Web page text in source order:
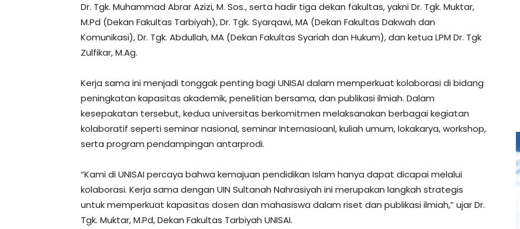
Dr. Tgk. Muhammad Abrar Azizi, M. Sos., serta hadir tiga dekan fakultas, yakni Dr. Tgk. Muktar,
M.Pd (Dekan Fakultas Tarbiyah), Dr. Tgk. Syarqawi, MA (Dekan Fakultas Dakwah dan
Komunikasi), Dr. Tgk. Abdullah, MA (Dekan Fakultas Syariah dan Hukum), dan ketua LPM Dr. Tgk
Zulfikar, M.Ag.
Kerja sama ini menjadi tonggak penting bagi UNISAI dalam memperkuat kolaborasi di bidang
peningkatan kapasitas akademik, penelitian bersama, dan publikasi ilmiah. Dalam
kesepakatan tersebut, kedua universitas berkomitmen melaksanakan berbagai kegiatan
kolaboratif seperti seminar nasional, seminar Internasioanl, kuliah umum, lokakarya, workshop,
serta program pendampingan antarprodi.
“Kami di UNISAI percaya bahwa kemajuan pendidikan Islam hanya dapat dicapai melalui
kolaborasi. Kerja sama dengan UIN Sultanah Nahrasiyah ini merupakan langkah strategis
untuk memperkuat kapasitas dosen dan mahasiswa dalam riset dan publikasi ilmiah,” ujar Dr.
Tgk. Muktar, M.Pd, Dekan Fakultas Tarbiyah UNISAI.